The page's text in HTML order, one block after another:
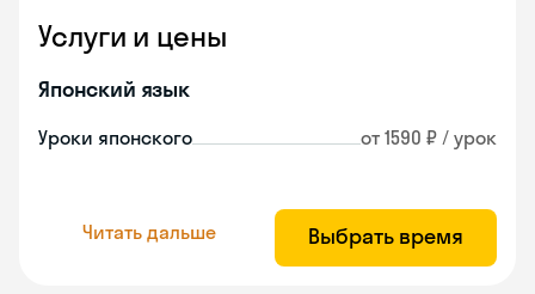
Услуги и цены
Японский язык
Уроки японского от 1590 ₽ / урок
Читать дальше Выбрать время